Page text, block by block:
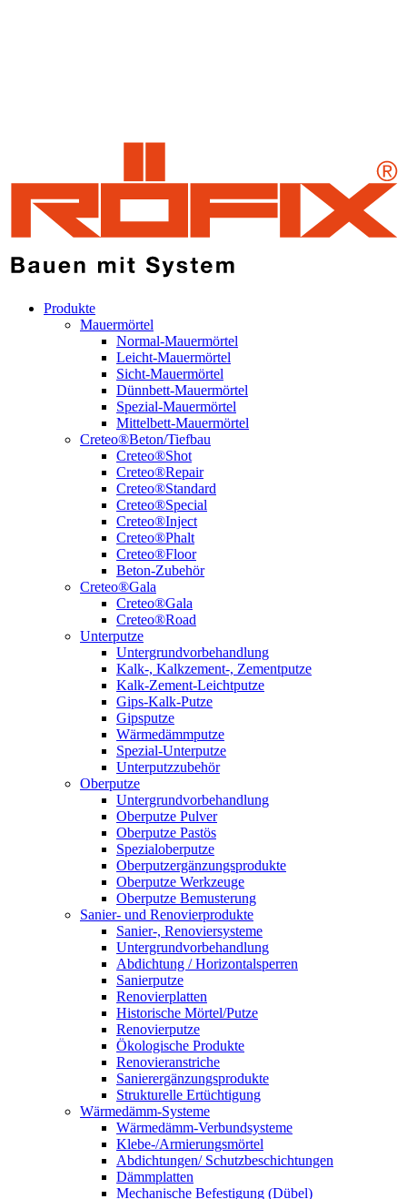
Produkte
Mauermörtel
Normal-Mauermörtel
Leicht-Mauermörtel
Sicht-Mauermörtel
Dünnbett-Mauermörtel
Spezial-Mauermörtel
Mittelbett-Mauermörtel
Creteo®Beton/Tiefbau
Creteo®Shot
Creteo®Repair
Creteo®Standard
Creteo®Special
Creteo®Inject
Creteo®Phalt
Creteo®Floor
Beton-Zubehör
Creteo®Gala
Creteo®Gala
Creteo®Road
Unterputze
Untergrundvorbehandlung
Kalk-, Kalkzement-, Zementputze
Kalk-Zement-Leichtputze
Gips-Kalk-Putze
Gipsputze
Wärmedämmputze
Spezial-Unterputze
Unterputzzubehör
Oberputze
Untergrundvorbehandlung
Oberputze Pulver
Oberputze Pastös
Spezialoberputze
Oberputzergänzungsprodukte
Oberputze Werkzeuge
Oberputze Bemusterung
Sanier- und Renovierprodukte
Sanier-, Renoviersysteme
Untergrundvorbehandlung
Abdichtung / Horizontalsperren
Sanierputze
Renovierplatten
Historische Mörtel/Putze
Renovierputze
Ökologische Produkte
Renovieranstriche
Sanierergänzungsprodukte
Strukturelle Ertüchtigung
Wärmedämm-Systeme
Wärmedämm-Verbundsysteme
Klebe-/Armierungsmörtel
Abdichtungen/ Schutzbeschichtungen
Dämmplatten
Mechanische Befestigung (Dübel)